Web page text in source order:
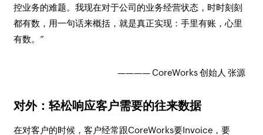
控业务的难题。我现在对于公司的业务经营状态，时时刻刻
都有数，用一句话来概括，就是真正实现：手里有账，心里
有数。”
———— CoreWorks 创始人 张源
对外：轻松响应客户需要的往来数据
在对客户的时候，客户经常跟CoreWorks要Invoice，要